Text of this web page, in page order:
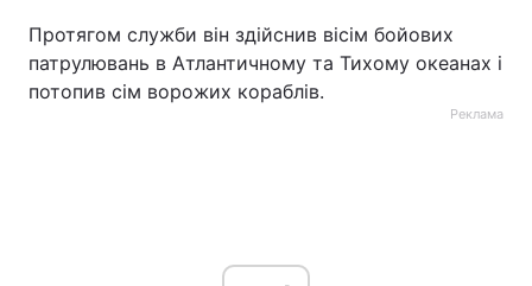
Протягом служби він здійснив вісім бойових
патрулювань в Атлантичному та Тихому океанах і
потопив сім ворожих кораблів.
Реклама